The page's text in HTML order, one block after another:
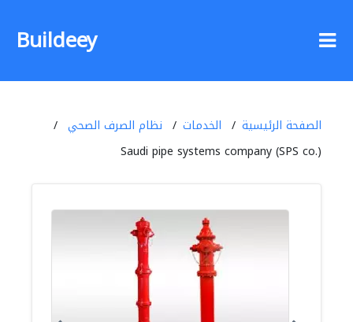
Buildeey
الصفحة الرئيسية الخدمات
نظام الصرف الصحي
Saudi pipe systems company (SPS co.)